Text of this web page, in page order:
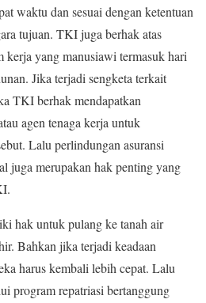
waktu dan sesuai dengan ketentuan
tujuan. TKI juga berhak atas
kerja yang manusiawi termasuk hari
Jika terjadi sengketa terkait
TKI berhak mendapatkan
agen tenaga kerja untuk
Lalu perlindungan asuransi
juga merupakan hak penting yang
hak untuk pulang ke tanah air
Bahkan jika terjadi keadaan
harus kembali lebih cepat. Lalu
program repatriasi bertanggung